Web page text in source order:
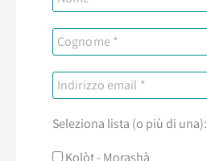
Seleziona lista (o più di una):
Kolòt - Morashà